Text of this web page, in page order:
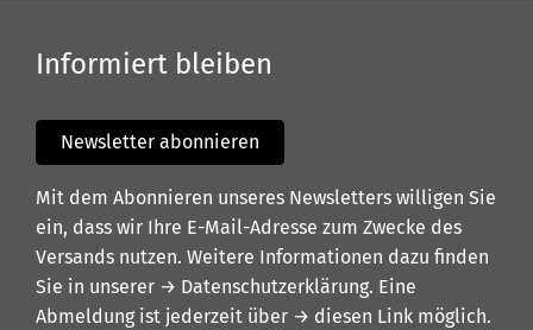
Informiert bleiben
Newsletter abonnieren
Mit dem Abonnieren unseres Newsletters willigen Sie
ein, dass wir Ihre E-Mail-Adresse zum Zwecke des
Versands nutzen. Weitere Informationen dazu finden
Sie in unserer → Datenschutzerklärung. Eine
Abmeldung ist jederzeit über → diesen Link möglich.